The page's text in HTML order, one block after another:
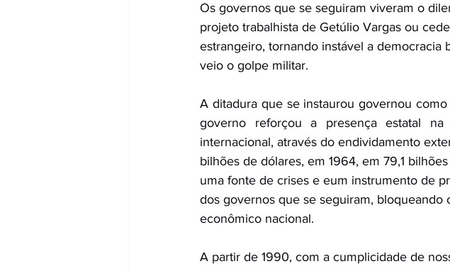
Os governos que se seguiram viveram o
projeto trabalhista de Getúlio Vargas ou
estrangeiro, tornando instável a democracia
veio o golpe militar.
A ditadura que se instaurou governou
governo reforçou a presença estatal
internacional, através do endividamento
bilhões de dólares, em 1964, em 79,1
uma fonte de crises e eum instrumento de
dos governos que se seguiram, bloqueando
econômico nacional.
A partir de 1990, com a cumplicidade de